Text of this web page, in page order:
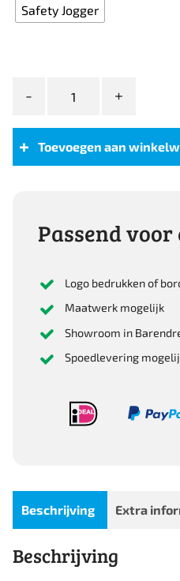
Safety Jogger
Jogger
S3
Toevoegen aan
Passend
Logo bedrukken of
Maatwerk mogelijk
Showroom in
Spoedlevering
Beschrijving Extra
Beschrijving